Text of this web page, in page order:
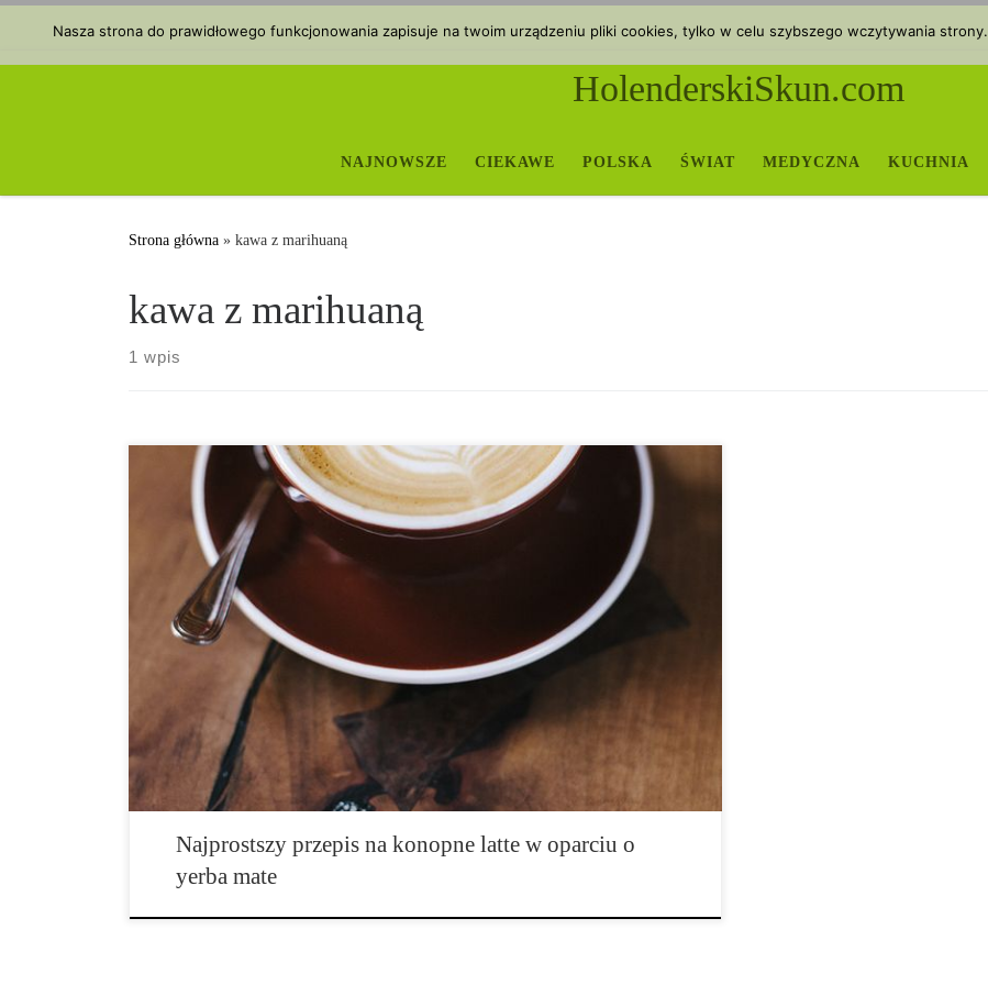
Przejdź do treści
HolenderskiSkun.com
NAJNOWSZE CIEKAWE POLSKA ŚWIAT MEDYCZNA KUCHNIA
Strona główna » kawa z marihuaną
kawa z marihuaną
1 wpis
Składniki: • yerba mate, • łuskane nasiona konopi, • mleko roślinne, • kakao lub
cynamon do dekoracji. Jak przygotować: 1. Zaparz tradycyjną yerba mate w maszynce
do kawy. 2. Umieść 1¼ szklanki yerba mate i ¼ nasion konopi w blenderze. 3. Miksuj
do uzyskania gładkiej konsystencji. 4. Przelej do kubka. 5. Posyp kakao lub
cynamonem. Voila!
Najprostszy przepis na konopne latte w oparciu o
yerba mate
Nasza strona do prawidłowego funkcjonowania zapisuje na twoim urządzeniu pliki cookies, tylko w celu szybszego wczytywania strony.